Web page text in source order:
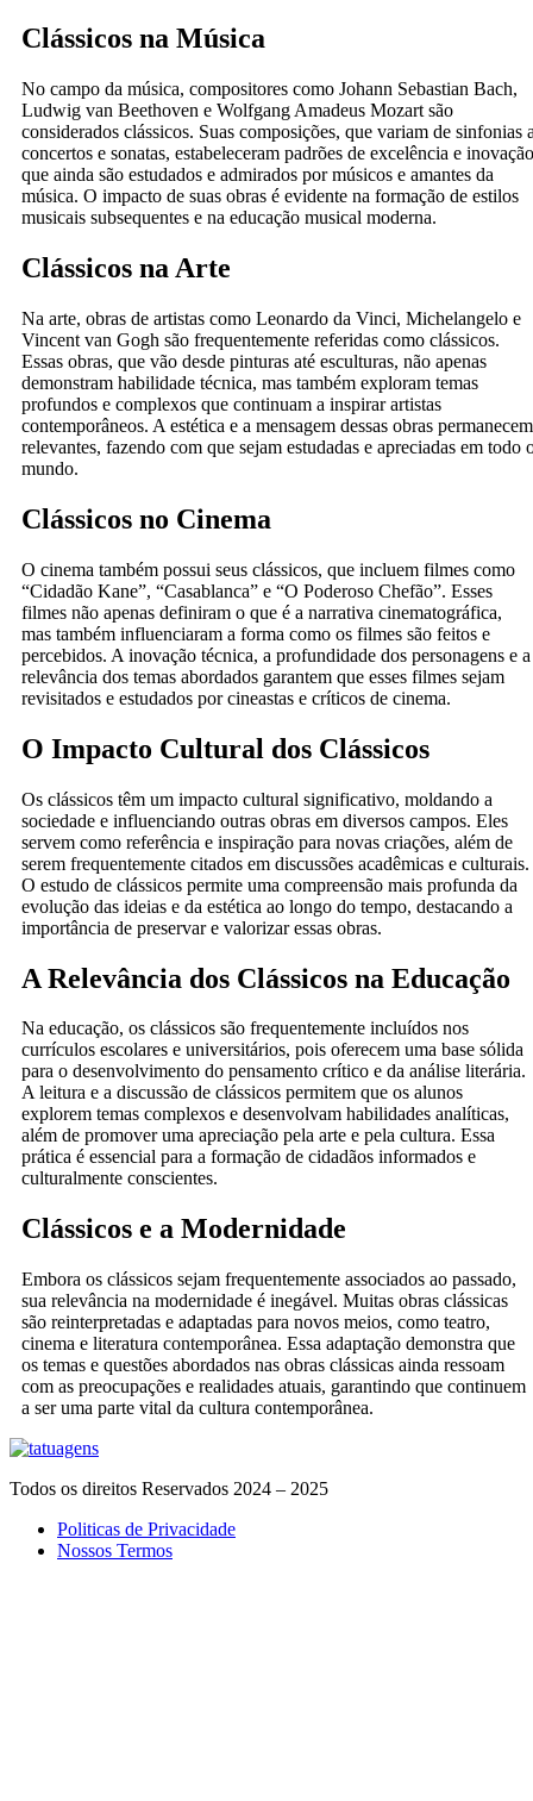
Clássicos na Música
No campo da música, compositores como Johann Sebastian Bach,
Ludwig van Beethoven e Wolfgang Amadeus Mozart são
considerados clássicos. Suas composições, que variam de sinfonias
concertos e sonatas, estabeleceram padrões de excelência e inovação
que ainda são estudados e admirados por músicos e amantes da
música. O impacto de suas obras é evidente na formação de estilos
musicais subsequentes e na educação musical moderna.
Clássicos na Arte
Na arte, obras de artistas como Leonardo da Vinci, Michelangelo e
Vincent van Gogh são frequentemente referidas como clássicos.
Essas obras, que vão desde pinturas até esculturas, não apenas
demonstram habilidade técnica, mas também exploram temas
profundos e complexos que continuam a inspirar artistas
contemporâneos. A estética e a mensagem dessas obras permanecem
relevantes, fazendo com que sejam estudadas e apreciadas em todo
mundo.
Clássicos no Cinema
O cinema também possui seus clássicos, que incluem filmes como
“Cidadão Kane”, “Casablanca” e “O Poderoso Chefão”. Esses
filmes não apenas definiram o que é a narrativa cinematográfica,
mas também influenciaram a forma como os filmes são feitos e
percebidos. A inovação técnica, a profundidade dos personagens e a
relevância dos temas abordados garantem que esses filmes sejam
revisitados e estudados por cineastas e críticos de cinema.
O Impacto Cultural dos Clássicos
Os clássicos têm um impacto cultural significativo, moldando a
sociedade e influenciando outras obras em diversos campos. Eles
servem como referência e inspiração para novas criações, além de
serem frequentemente citados em discussões acadêmicas e culturais.
O estudo de clássicos permite uma compreensão mais profunda da
evolução das ideias e da estética ao longo do tempo, destacando a
importância de preservar e valorizar essas obras.
A Relevância dos Clássicos na Educação
Na educação, os clássicos são frequentemente incluídos nos
currículos escolares e universitários, pois oferecem uma base sólida
para o desenvolvimento do pensamento crítico e da análise literária.
A leitura e a discussão de clássicos permitem que os alunos
explorem temas complexos e desenvolvam habilidades analíticas,
além de promover uma apreciação pela arte e pela cultura. Essa
prática é essencial para a formação de cidadãos informados e
culturalmente conscientes.
Clássicos e a Modernidade
Embora os clássicos sejam frequentemente associados ao passado,
sua relevância na modernidade é inegável. Muitas obras clássicas
são reinterpretadas e adaptadas para novos meios, como teatro,
cinema e literatura contemporânea. Essa adaptação demonstra que
os temas e questões abordados nas obras clássicas ainda ressoam
com as preocupações e realidades atuais, garantindo que continuem
a ser uma parte vital da cultura contemporânea.
Todos os direitos Reservados 2024 – 2025
Politicas de Privacidade
Nossos Termos